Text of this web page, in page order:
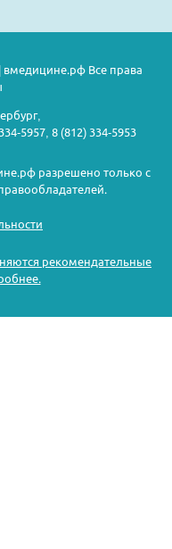
вмедицине.рф Все права
5957, 8 (812) 334-5953
разрешено только с
рекомендательные